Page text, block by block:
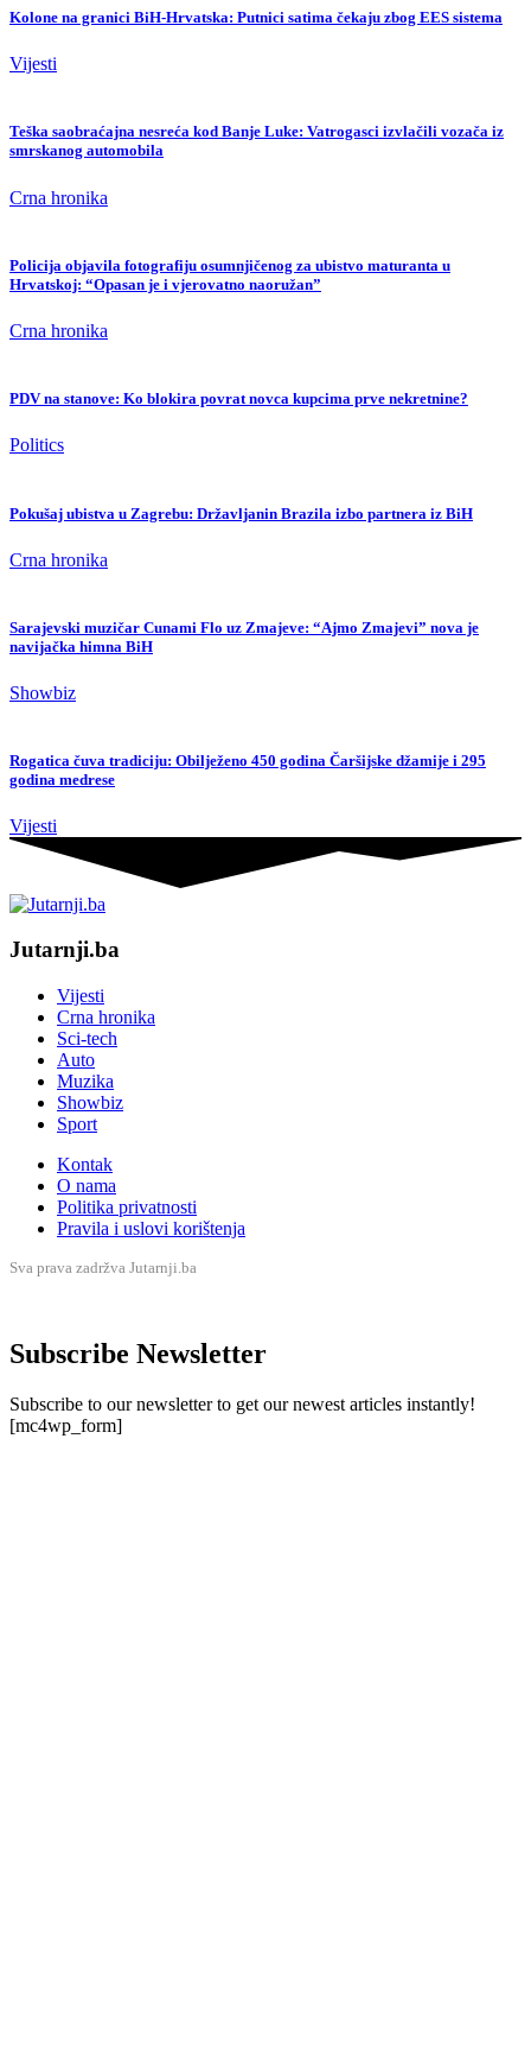
Kolone na granici BiH-Hrvatska: Putnici satima čekaju zbog EES sistema
Vijesti
Teška saobraćajna nesreća kod Banje Luke: Vatrogasci izvlačili vozača iz
smrskanog automobila
Crna hronika
Policija objavila fotografiju osumnjičenog za ubistvo maturanta u
Hrvatskoj: “Opasan je i vjerovatno naoružan”
Crna hronika
PDV na stanove: Ko blokira povrat novca kupcima prve nekretnine?
Politics
Pokušaj ubistva u Zagrebu: Državljanin Brazila izbo partnera iz BiH
Crna hronika
Sarajevski muzičar Cunami Flo uz Zmajeve: “Ajmo Zmajevi” nova je
navijačka himna BiH
Showbiz
Rogatica čuva tradiciju: Obilježeno 450 godina Čaršijske džamije i 295
godina medrese
Vijesti
Jutarnji.ba
Vijesti
Crna hronika
Sci-tech
Auto
Muzika
Showbiz
Sport
Kontak
O nama
Politika privatnosti
Pravila i uslovi korištenja
Sva prava zadržva Jutarnji.ba
Subscribe Newsletter
Subscribe to our newsletter to get our newest articles instantly!
[mc4wp_form]